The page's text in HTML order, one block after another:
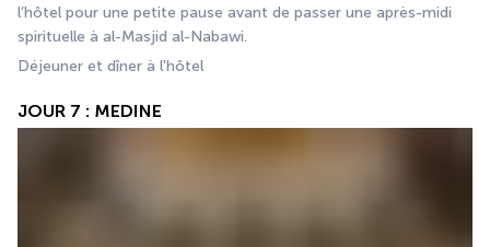
l’hôtel pour une petite pause avant de passer une après-midi
spirituelle à al-Masjid al-Nabawi.
Déjeuner et dîner à l'hôtel
JOUR 7 : MEDINE